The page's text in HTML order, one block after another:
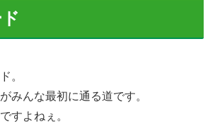
。
みんな最初に通る道です。
すよねぇ。